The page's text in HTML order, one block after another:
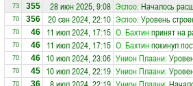
73 355 28 июн 2025, 9:08 Эспоо: Началось
70 356 20 сен 2024, 22:10 Эспоо: Уровень
70 46 11 июл 2024, 17:15 О. Бахтинпринят на
70 46 11 июл 2024, 17:15 О. Бахтинпокинул
70 46 10 июл 2024, 23:06 Унион Плаани:
70 45 10 июл 2024, 22:19 Унион Плаани:
70 36